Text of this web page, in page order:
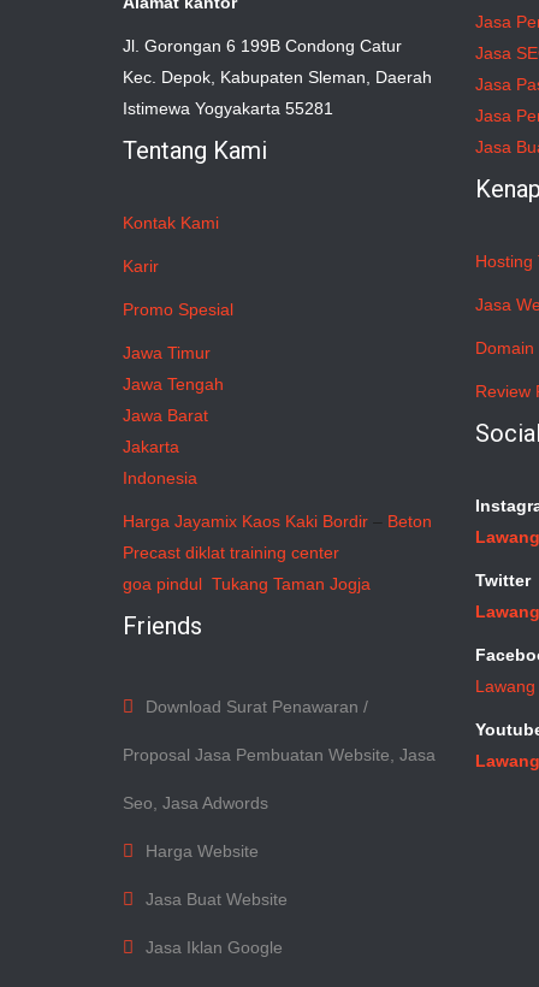
Jl. Gorongan 6 199B Condong Catur
Kec. Depok, Kabupaten Sleman, Daerah
Istimewa Yogyakarta 55281
Tentang Kami
Kontak Kami
Karir
Promo Spesial
Jawa Timur
Jawa Tengah
Jawa Barat
Jakarta
Indonesia
Harga Jayamix Kaos Kaki Bordir – Beton
Precast diklat training center
goa pindul Tukang Taman Jogja
Friends
Download Surat Penawaran /
Proposal Jasa Pembuatan Website, Jasa
Seo, Jasa Adwords
Harga Website
Jasa Buat Website
Jasa Iklan Google
Jasa
Jasa
Jasa
Jasa
Jasa
Hosting
Jasa
Domain
Review
Twitter
Lawang